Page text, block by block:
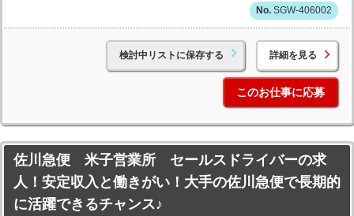
SGW-406002
検討中リストに保存する 詳細を見る
このお仕事に応募
佐川急便 米子営業所 セールスドライバーの求
人！安定収入と働きがい！大手の佐川急便で長期的
に活躍できるチャンス♪